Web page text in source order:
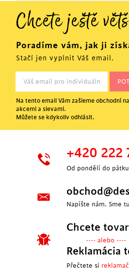
Chcete ještě
Poradíme vám, jak ji
Stačí jen vyplnit Váš email.
Na tento email Vám zašleme obchodní
akcemi a slevami.
Můžete se kdykoliv odhlásit.
+420 222
Od pondělí do
Napíšte nám. Sme
Chcete
---- alebo ----
Reklamácia
Přečtete si